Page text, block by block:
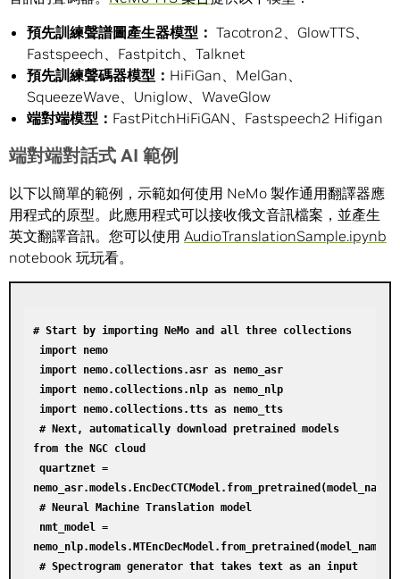
預先訓練聲譜圖產生器模型 ： Tacotron2、GlowTTS、
Fastspeech、Fastpitch、Talknet
預先訓練聲碼器模型 ： HiFiGan、MelGan、
SqueezeWave、Uniglow、WaveGlow
端對端模型 ： FastPitchHiFiGAN、Fastspeech2 Hifigan
端對端對話式 AI 範例
以下以簡單的範例，示範如何使用 NeMo 製作通用翻譯器應
用程式的原型。此應用程式可以接收俄文音訊檔案，並產生
英文翻譯音訊。您可以使用 AudioTranslationSample.ipynb
notebook 玩玩看。
# Start by importing NeMo and all three collections
from the NGC cloud